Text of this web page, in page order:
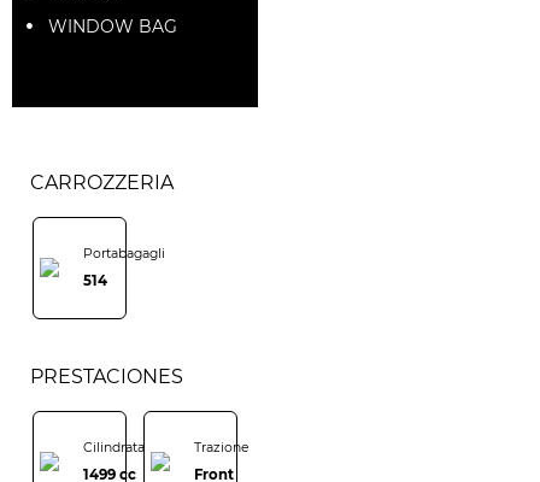
WINDOW BAG
CARROZZERIA
Portabagagli
514
PRESTACIONES
Cilindrata
1499 cc
Trazione
Front